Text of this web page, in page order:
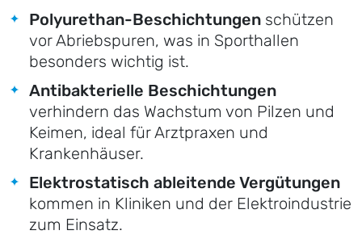
Polyurethan-Beschichtungen schützen
vor Abriebspuren, was in Sporthallen
besonders wichtig ist.
Antibakterielle Beschichtungen
verhindern das Wachstum von Pilzen und
Keimen, ideal für Arztpraxen und
Krankenhäuser.
Elektrostatisch ableitende Vergütungen
kommen in Kliniken und der Elektroindustrie
zum Einsatz.